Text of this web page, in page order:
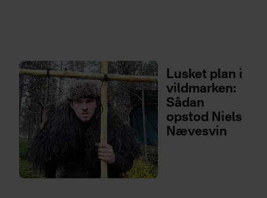
Lusket plan i
vildmarken:
Sådan
opstod Niels
Nævesvin